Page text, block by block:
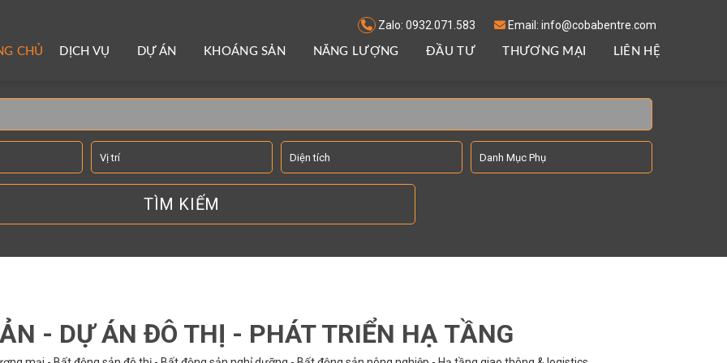
Zalo: 0932.071.583 Email: info@cobabentre.com
CHỦ DỊCH VỤ DỰ ÁN KHOÁNG SẢN NĂNG LƯỢNG ĐẦU TƯ THƯƠNG MẠI LIÊN HỆ
- DỰ ÁN ĐÔ THỊ - PHÁT TRIỂN HẠ TẦNG